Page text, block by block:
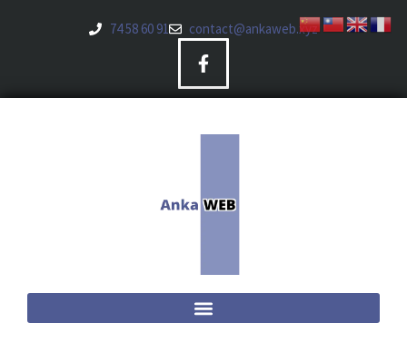
74 58 60 91 contact@ankaweb.xyz